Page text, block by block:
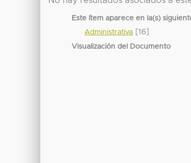
Este ítem aparece en la(s)
Administrativa [16]
Visualización del Documento